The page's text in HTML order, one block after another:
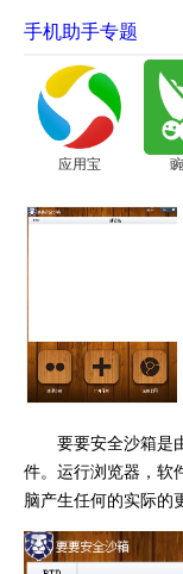
手机助手专题
应用宝
要要安全沙箱是
件。运行浏览器，软
脑产生任何的实际的